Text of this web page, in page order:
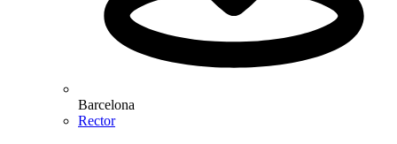
Barcelona
Rector